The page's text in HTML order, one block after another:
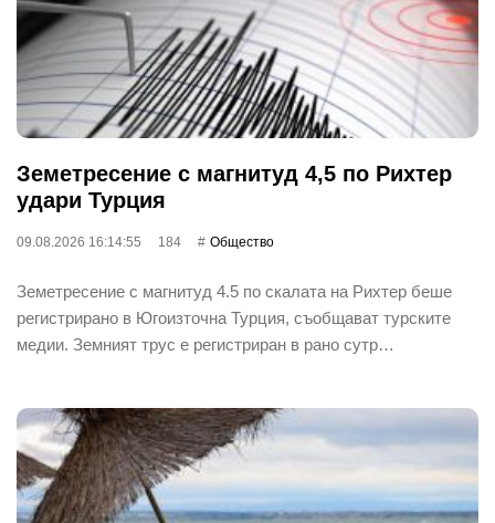
Земетресение с магнитуд 4,5 по Рихтер
удари Турция
09.08.2026 16:14:55 184 Общество
Земетресение с магнитуд 4.5 по скалата на Рихтер беше
регистрирано в Югоизточна Турция, съобщават турските
медии. Земният трус е регистриран в рано сутр…